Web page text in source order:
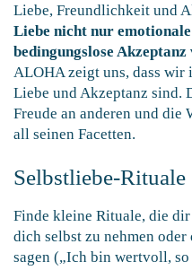
Liebe, Freundlichkeit und
Liebe nicht nur
bedingungslose
ALOHA zeigt uns, dass
Liebe und Akzeptanz sind.
Freude an anderen und die
all seinen Facetten.
Selbstliebe-Rituale
Finde kleine Rituale, die
dich selbst zu nehmen
sagen („Ich bin wertvoll,